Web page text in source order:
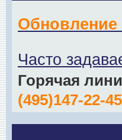
Обновление
Часто
Горячая
(495)147-22-